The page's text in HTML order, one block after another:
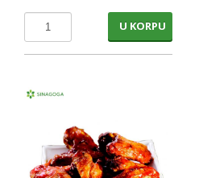
CAJEVI
TOPLI NAPITCI
KAFA TRADICIONALNA
ZAMRZNUTO VOCE I POVRCE
U KORPU